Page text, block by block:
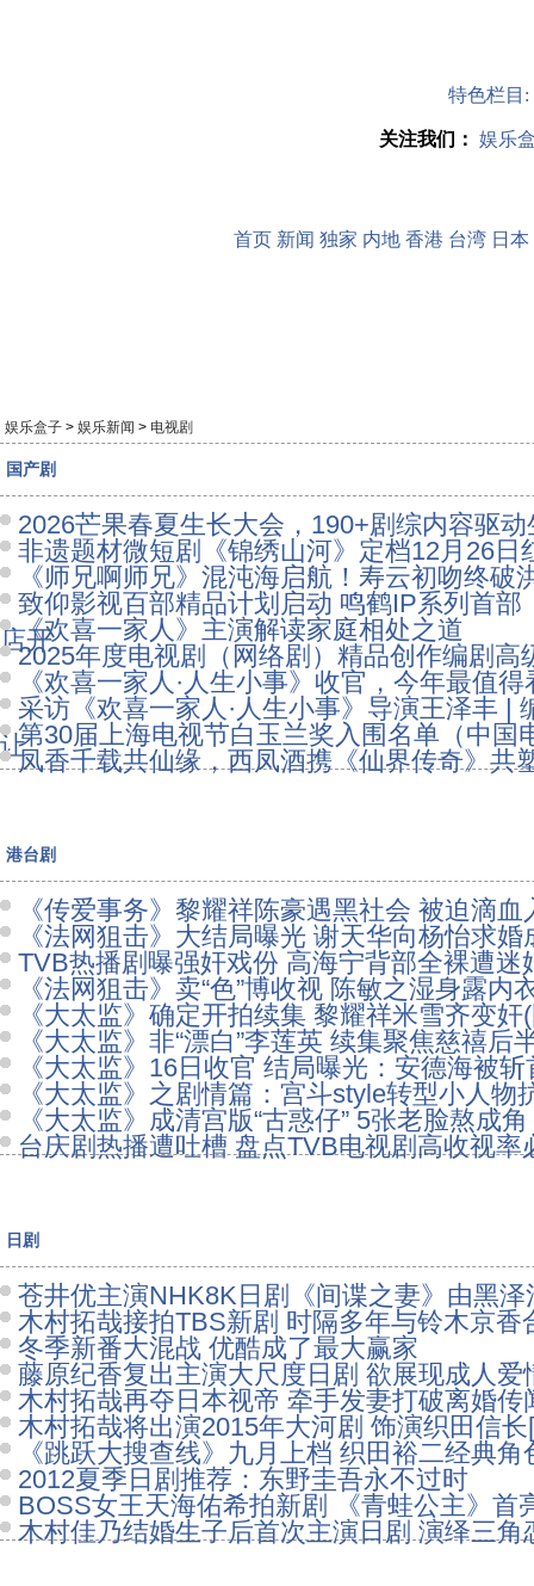
特色栏目:
关注我们： 娱乐
首页 新闻 独家 内地 香港 台湾 日本
娱乐盒子 > 娱乐新闻 > 电视剧
国产剧
2026芒果春夏生长大会，190+剧综内容驱
非遗题材微短剧《锦绣山河》定档12月26日
《师兄啊师兄》混沌海启航！寿云初吻终破
致仰影视百部精品计划启动 鸣鹤IP系列首部
店开
《欢喜一家人》主演解读家庭相处之道
2025年度电视剧（网络剧）精品创作编剧高
《欢喜一家人·人生小事》收官，今年最值
采访《欢喜一家人·人生小事》导演王泽丰 |
让第30届上海电视节白玉兰奖入围名单（中国
凤香千载共仙缘，西凤酒携《仙界传奇》共
港台剧
《传爱事务》黎耀祥陈豪遇黑社会 被迫滴血
《法网狙击》大结局曝光 谢天华向杨怡求婚
TVB热播剧曝强奸戏份 高海宁背部全裸遭迷
《法网狙击》卖“色”博收视 陈敏之湿身露内
《大太监》确定开拍续集 黎耀祥米雪齐变奸
《大太监》非“漂白”李莲英 续集聚焦慈禧后
《大太监》16日收官 结局曝光：安德海被斩
《大太监》之剧情篇：宫斗style转型小人物
《大太监》成清宫版“古惑仔” 5张老脸熬成角
台庆剧热播遭吐槽 盘点TVB电视剧高收视率
日剧
苍井优主演NHK8K日剧《间谍之妻》由黑泽
木村拓哉接拍TBS新剧 时隔多年与铃木京香
冬季新番大混战 优酷成了最大赢家
藤原纪香复出主演大尺度日剧 欲展现成人爱
木村拓哉再夺日本视帝 牵手发妻打破离婚传
木村拓哉将出演2015年大河剧 饰演织田信长
《跳跃大搜查线》九月上档 织田裕二经典角
2012夏季日剧推荐：东野圭吾永不过时
BOSS女王天海佑希拍新剧 《青蛙公主》首
木村佳乃结婚生子后首次主演日剧 演绎三角